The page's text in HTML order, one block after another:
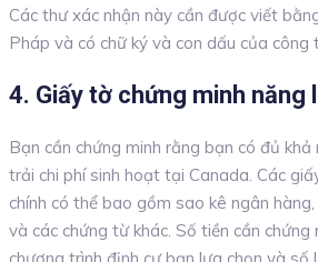
Các thư xác nhận này cần được viết
Pháp và có chữ ký và con dấu của công
4. Giấy tờ chứng minh năng
Bạn cần chứng minh rằng bạn có đủ
trải chi phí sinh hoạt tại Canada. Các
chính có thể bao gồm sao kê ngân
và các chứng từ khác. Số tiền cần chứng